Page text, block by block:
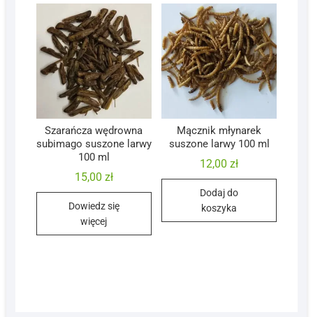
Szarańcza wędrowna
subimago suszone larwy
100 ml
15,00 zł
Dowiedz się
więcej
Mącznik młynarek
suszone larwy 100 ml
12,00 zł
Dodaj do
koszyka